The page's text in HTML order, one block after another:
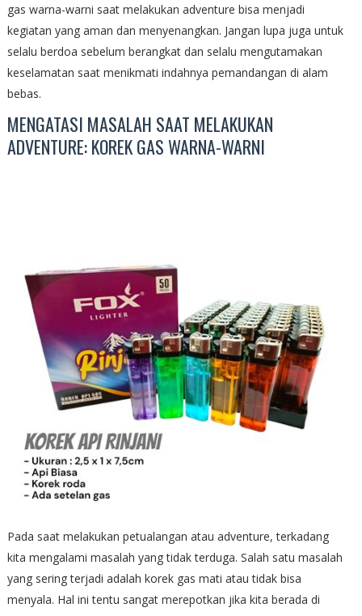
gas warna-warni saat melakukan adventure bisa menjadi
kegiatan yang aman dan menyenangkan. Jangan lupa juga untuk
selalu berdoa sebelum berangkat dan selalu mengutamakan
keselamatan saat menikmati indahnya pemandangan di alam
bebas.
MENGATASI MASALAH SAAT MELAKUKAN
ADVENTURE: KOREK GAS WARNA-WARNI
Pada saat melakukan petualangan atau adventure, terkadang
kita mengalami masalah yang tidak terduga. Salah satu masalah
yang sering terjadi adalah korek gas mati atau tidak bisa
menyala. Hal ini tentu sangat merepotkan jika kita berada di